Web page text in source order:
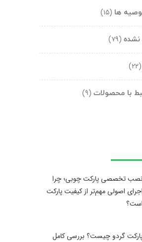
ها (۱۵)
(۷۹)
(۲۲)
با محصولات (۹)
نصب تخصصی پارکت چوبی؛ چرا
اجرای اصولی مهم‌تر از کیفیت پارکت
است؟
گردو چیست؟ بررسی کامل